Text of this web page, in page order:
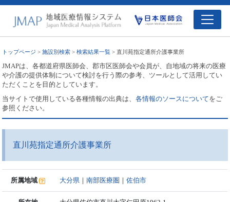
トップページ >施設別検索 >検索結果一覧 > 直川苑指定通所介護事業所
JMAPは、各都道府県医師会、郡市区医師会や会員が、自地域の将来の医療
や介護の提供体制について検討を行う際の参考、ツールとして活用してい
ただくことを目的としています。
当サイトで使用している各種情報の出典は、各情報のソースについてをご
参照ください。
直川苑指定通所介護事業所
所属地域 大分県 ｜南部医療圏 ｜佐伯市